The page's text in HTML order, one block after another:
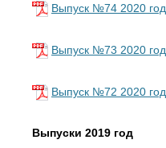
Выпуск №74 2020 год
Выпуск №73 2020 год
Выпуск №72 2020 год
Выпуски 2019 год